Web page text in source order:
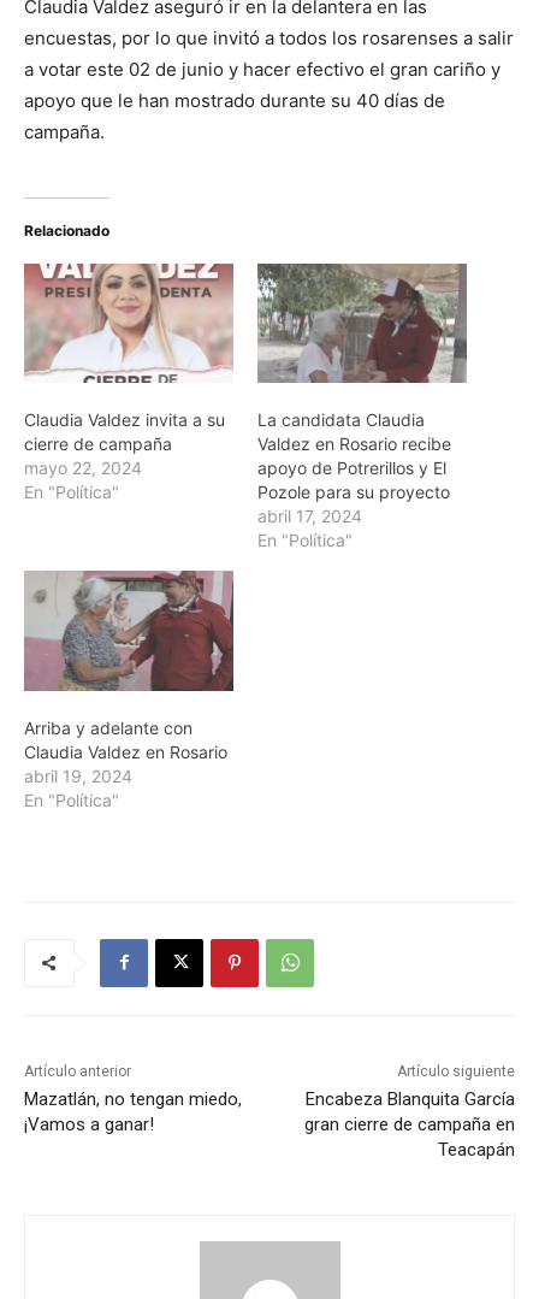
Claudia Valdez aseguró ir en la delantera en las
encuestas, por lo que invitó a todos los rosarenses a salir
a votar este 02 de junio y hacer efectivo el gran cariño y
apoyo que le han mostrado durante su 40 días de
campaña.
Relacionado
Claudia Valdez invita a su
cierre de campaña
mayo 22, 2024
En "Política"
La candidata Claudia
Valdez en Rosario recibe
apoyo de Potrerillos y El
Pozole para su proyecto
abril 17, 2024
En "Política"
Arriba y adelante con
Claudia Valdez en Rosario
abril 19, 2024
En "Política"
Artículo anterior
Mazatlán, no tengan miedo,
¡Vamos a ganar!
Artículo siguiente
Encabeza Blanquita García
gran cierre de campaña en
Teacapán